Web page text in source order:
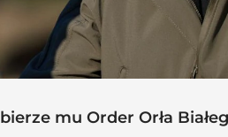
mu Order Orła